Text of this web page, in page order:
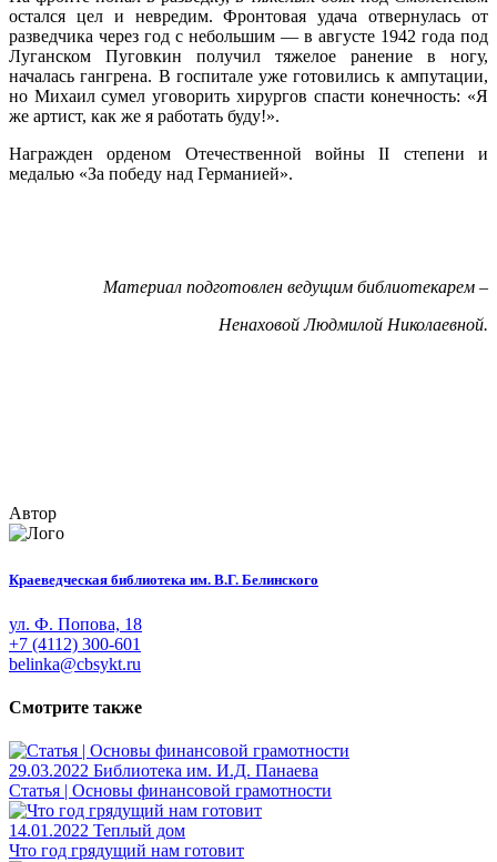
остался цел и невредим. Фронтовая удача отвернулась от
разведчика через год с небольшим — в августе 1942 года под
Луганском Пуговкин получил тяжелое ранение в ногу,
началась гангрена. В госпитале уже готовились к ампутации,
но Михаил сумел уговорить хирургов спасти конечность: «Я
же артист, как же я работать буду!».
Награжден орденом Отечественной войны II степени и
медалью «За победу над Германией».
Материал подготовлен ведущим библиотекарем –
Ненаховой Людмилой Николаевной.
Автор
Краеведческая библиотека им. В.Г. Белинского
ул. Ф. Попова, 18
+7 (4112) 300-601
belinka@cbsykt.ru
Смотрите также
29.03.2022 Библиотека им. И.Д. Панаева
Статья | Основы финансовой грамотности
14.01.2022 Теплый дом
Что год грядущий нам готовит